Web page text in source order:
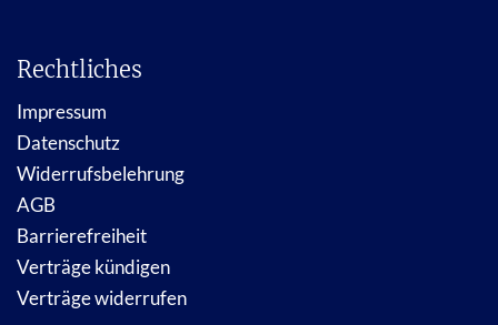
Rechtliches
Impressum
Datenschutz
Widerrufsbelehrung
AGB
Barrierefreiheit
Verträge kündigen
Verträge widerrufen